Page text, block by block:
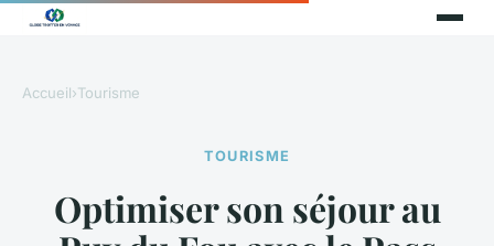
Accueil›Tourisme
TOURISME
Optimiser son séjour au